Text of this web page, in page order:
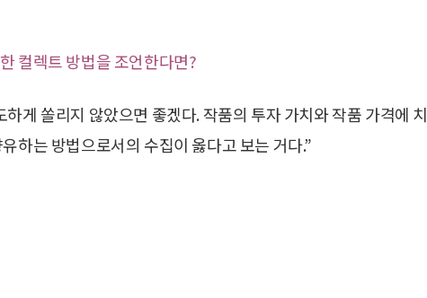
컬렉트 방법을 조언한다면?
게 쏠리지 않았으면 좋겠다. 작품의 투자 가치와 작품 가격에 치
하는 방법으로서의 수집이 옳다고 보는 거다.”